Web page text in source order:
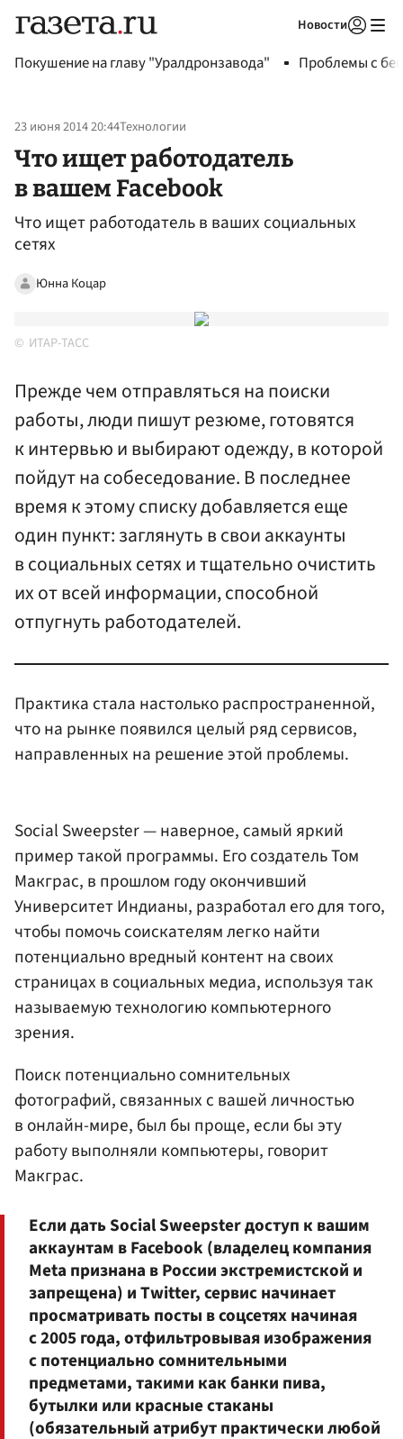
Новости
Покушение на главу "Уралдронзавода" Проблемы с
23 июня 2014 20:44Технологии
Что ищет работодатель
в вашем Facebook
Что ищет работодатель в ваших социальных
сетях
Юнна Коцар
ИТАР-ТАСС
Прежде чем отправляться на поиски
работы, люди пишут резюме, готовятся
к интервью и выбирают одежду, в которой
пойдут на собеседование. В последнее
время к этому списку добавляется еще
один пункт: заглянуть в свои аккаунты
в социальных сетях и тщательно очистить
их от всей информации, способной
отпугнуть работодателей.
Практика стала настолько распространенной,
что на рынке появился целый ряд сервисов,
направленных на решение этой проблемы.
Social Sweepster — наверное, самый яркий
пример такой программы. Его создатель Том
Макграс, в прошлом году окончивший
Университет Индианы, разработал его для того,
чтобы помочь соискателям легко найти
потенциально вредный контент на своих
страницах в социальных медиа, используя так
называемую технологию компьютерного
зрения.
Поиск потенциально сомнительных
фотографий, связанных с вашей личностью
в онлайн-мире, был бы проще, если бы эту
работу выполняли компьютеры, говорит
Макграс.
Если дать Social Sweepster доступ к вашим
аккаунтам в Facebook (владелец компания
Meta признана в России экстремистской и
запрещена) и Twitter, сервис начинает
просматривать посты в соцсетях начиная
с 2005 года, отфильтровывая изображения
с потенциально сомнительными
предметами, такими как банки пива,
бутылки или красные стаканы
(обязательный атрибут практически любой